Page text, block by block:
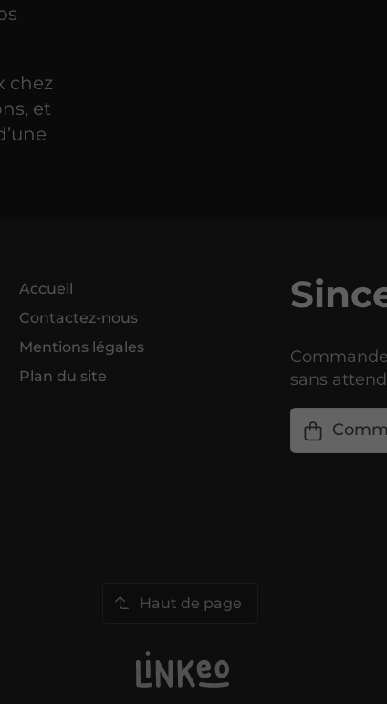
chez
et
Accueil
Contactez-nous
Mentions légales
Plan du site
sans
Haut de page